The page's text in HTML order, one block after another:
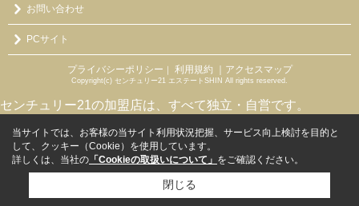
お問い合わせ
PCサイト
プライバシーポリシー ｜ 利用規約 ｜アクセスマップ
Copyright(c) センチュリー21 エステートSHIN All rights reserved.
センチュリー21の加盟店は、すべて独立・自営です。
当サイトでは、お客様の当サイト利用状況把握、サービス向上検討を目的と
して、クッキー（Cookie）を使用しています。
詳しくは、当社の 「Cookieの取扱いについて」 をご確認ください。
閉じる